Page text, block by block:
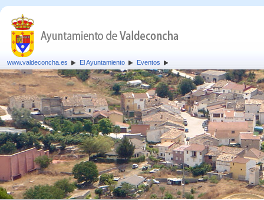
www.valdeconcha.es El Ayuntamiento Eventos